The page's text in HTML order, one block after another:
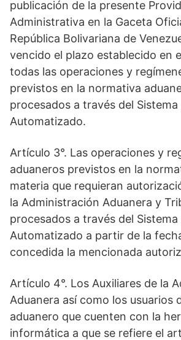
publicación de la presente
Administrativa en la Gaceta
República Bolivariana de
vencido el plazo establecido en
todas las operaciones y
previstos en la normativa
procesados a través del Sistema
Automatizado.
Artículo 3°. Las operaciones y
aduaneros previstos en la
materia que requieran
la Administración Aduanera y
procesados a través del Sistema
Automatizado a partir de la
concedida la mencionada
Artículo 4°. Los Auxiliares de la
Aduanera así como los usuarios
aduanero que cuenten con la
informática a que se refiere el